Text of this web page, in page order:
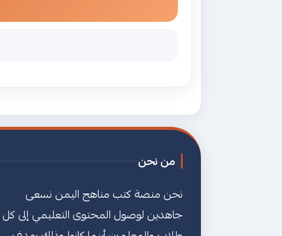
من نحن
نحن منصة كتب مناهج اليمن نسعى
جاهدين لوصول المحتوى التعليمي إلى كل